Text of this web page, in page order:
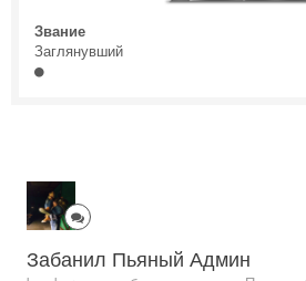
Звание
Заглянувший
Забанил Пьяный Админ